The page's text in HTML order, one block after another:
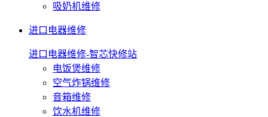
吸奶机维修
进口电器维修
进口电器维修-智芯快修站
电饭煲维修
空气炸锅维修
音箱维修
饮水机维修